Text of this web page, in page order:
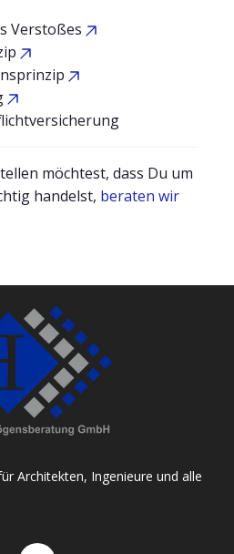
Verstoßes
möchtest, dass Du um
handelst, beraten wir
Architekten, Ingenieure und alle